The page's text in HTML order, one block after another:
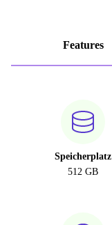
Features
Speicherplatz
512 GB